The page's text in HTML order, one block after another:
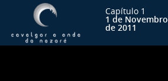
Capítulo 1
1 de Novembro
de 2011